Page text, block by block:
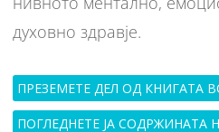
духовно здравје.
ПРЕЗЕМЕТЕ ДЕЛ ОД КНИГАТА
ПОГЛЕДНЕТЕ ЈА СОДРЖИНАТА